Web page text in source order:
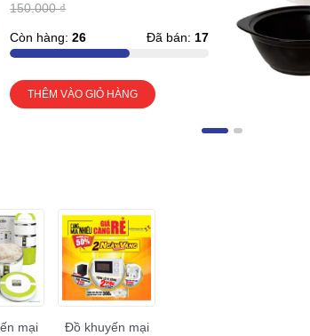
150.000 ₫
Còn hàng:26 Đã bán: 17
THÊM VÀO GIỎ HÀNG
mại
Đồ khuyến mại